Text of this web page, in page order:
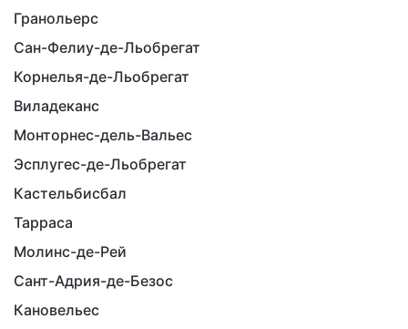
Гранольерс
Сан-Фелиу-де-Льобрегат
Корнелья-де-Льобрегат
Виладеканс
Монторнес-дель-Вальес
Эсплугес-де-Льобрегат
Кастельбисбал
Тарраса
Молинс-де-Рей
Сант-Адрия-де-Безос
Кановельес